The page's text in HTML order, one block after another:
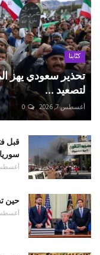
كتّابنا
تحذير سعودي يهز
لتصعيد ...
أغسطس 7, 2026 0
قبل
سوريا
أغسطس 6,
حين
أغسطس 4,